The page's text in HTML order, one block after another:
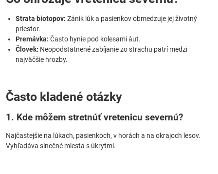
Strata biotopov: Zánik lúk a pasienkov obmedzuje jej životný
priestor.
Premávka: Často hynie pod kolesami áut.
Človek: Neopodstatnené zabíjanie zo strachu patrí medzi
najväčšie hrozby.
Často kladené otázky
1. Kde môžem stretnúť vretenicu severnú?
Najčastejšie na lúkach, pasienkoch, v horách a na okrajoch lesov.
Vyhľadáva slnečné miesta s úkrytmi.